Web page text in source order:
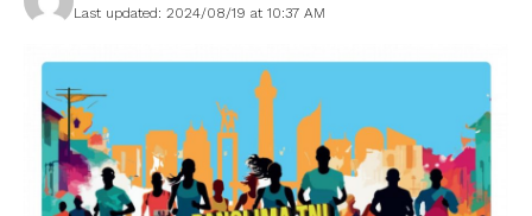
Last updated: 2024/08/19 at 10:37 AM